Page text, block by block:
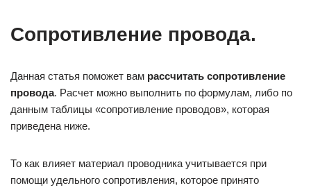
Сопротивление провода.
Данная статья поможет вам рассчитать сопротивление
провода. Расчет можно выполнить по формулам, либо по
данным таблицы «сопротивление проводов», которая
приведена ниже.
То как влияет материал проводника учитывается при
помощи удельного сопротивления, которое принято